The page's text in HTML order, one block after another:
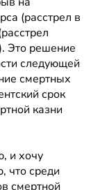
(расстрел в
Это решение
следующей
смертных
срок
казни
и хочу
что среди
смертной